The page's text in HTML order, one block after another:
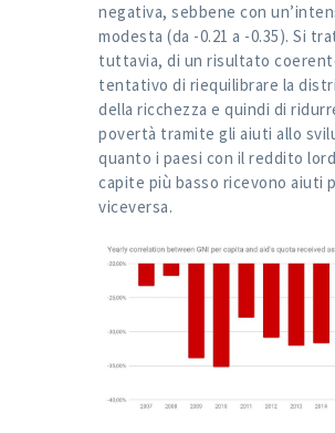
negativa, sebbene con
modesta (da -0.21 a -0.35). Si
tuttavia, di un risultato
tentativo di riequilibrare la
della ricchezza e quindi di
povertà tramite gli aiuti allo
quanto i paesi con il reddito
capite più basso ricevono aiuti
viceversa.